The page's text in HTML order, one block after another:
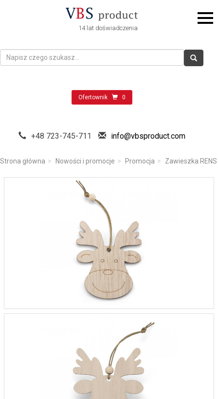
14 lat doświadczenia
Ofertownik 0
+48 723-745-711 info@vbsproduct.com
Strona główna Nowości i promocje Promocja Zawieszka RENS